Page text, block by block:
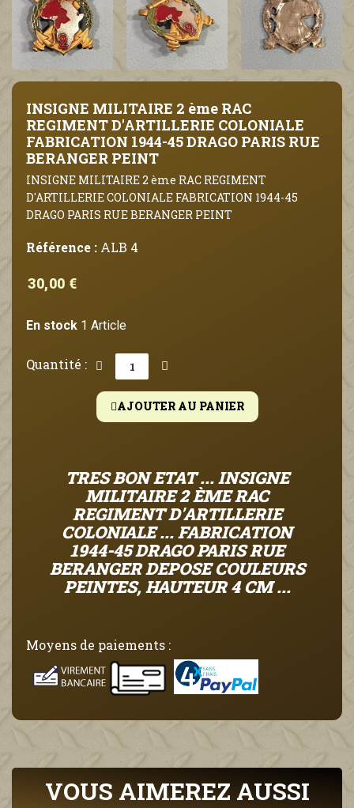
INSIGNE MILITAIRE 2 ème RAC
REGIMENT D'ARTILLERIE COLONIALE
FABRICATION 1944-45 DRAGO PARIS RUE
BERANGER PEINT
INSIGNE MILITAIRE 2 ème RAC REGIMENT
D'ARTILLERIE COLONIALE FABRICATION 1944-45
DRAGO PARIS RUE BERANGER PEINT
Référence : ALB 4
30,00 €
En stock 1 Article
Quantité :
AJOUTER AU PANIER
TRES BON ETAT ... INSIGNE
MILITAIRE 2 ÈME RAC
REGIMENT D'ARTILLERIE
COLONIALE ... FABRICATION
1944-45 DRAGO PARIS RUE
BERANGER DEPOSE COULEURS
PEINTES, HAUTEUR 4 CM ...
Moyens de paiements :
VOUS AIMEREZ AUSSI